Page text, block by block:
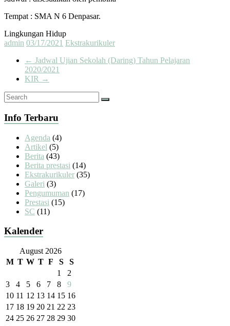
Tempat : SMA N 6 Denpasar.
Lingkungan Hidup
admin 03/17/2021 Ekstrakurikuler
← Jadwal Ujian Sekolah (Daring) Tahun Pelajaran
2020/2021
KIR →
Info Terbaru
Agenda (4)
Artikel (5)
Berita (43)
Berita prestasi (14)
Ekstrakurikuler (35)
Galeri (3)
Pengumuman (17)
Prestasi (15)
SC (11)
Kalender
August 2026
M T W T F S
S
1
2
3
4 5 6 7 8
9
10 11 12 13 14 15 16
17 18 19 20 21 22 23
24 25 26 27 28 29 30